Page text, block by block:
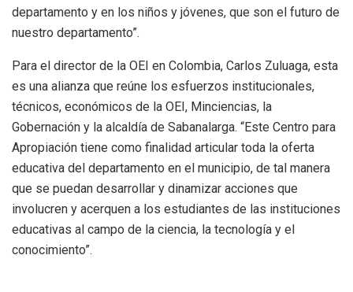
departamento y en los niños y jóvenes, que son el futuro de
nuestro departamento”.
Para el director de la OEI en Colombia, Carlos Zuluaga, esta
es una alianza que reúne los esfuerzos institucionales,
técnicos, económicos de la OEI, Minciencias, la
Gobernación y la alcaldía de Sabanalarga. “Este Centro para
Apropiación tiene como finalidad articular toda la oferta
educativa del departamento en el municipio, de tal manera
que se puedan desarrollar y dinamizar acciones que
involucren y acerquen a los estudiantes de las instituciones
educativas al campo de la ciencia, la tecnología y el
conocimiento”.